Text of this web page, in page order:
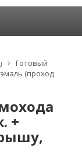
Готовый
(проход
+